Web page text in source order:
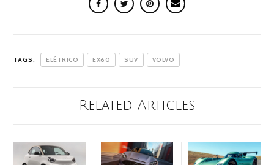
TAGS: ELÉTRICO EX60 SUV VOLVO
Related Articles